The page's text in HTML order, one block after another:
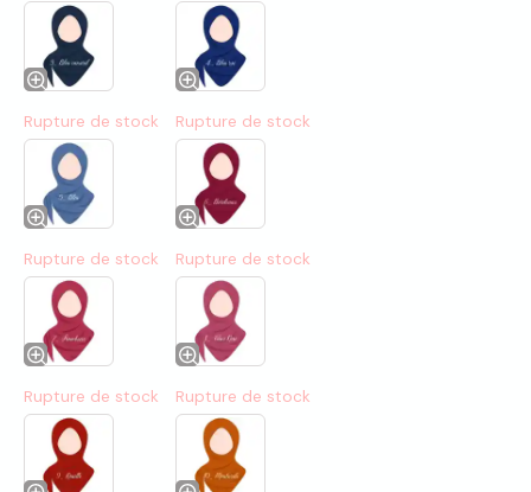
Rupture de stock Rupture de stock
Rupture de stock Rupture de stock
Rupture de stock Rupture de stock